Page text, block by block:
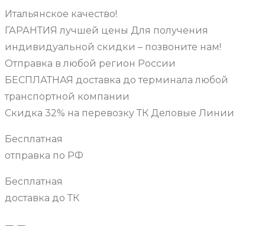
Итальянское качество!
ГАРАНТИЯ лучшей цены Для получения
индивидуальной скидки – позвоните нам!
Отправка в любой регион России
БЕСПЛАТНАЯ доставка до терминала любой
транспортной компании
Скидка 32% на перевозку ТК Деловые Линии
Бесплатная
отправка по РФ
Бесплатная
доставка до ТК